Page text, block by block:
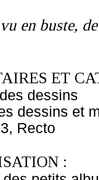
en buste,
ET
dessins
dessins et
Recto
: